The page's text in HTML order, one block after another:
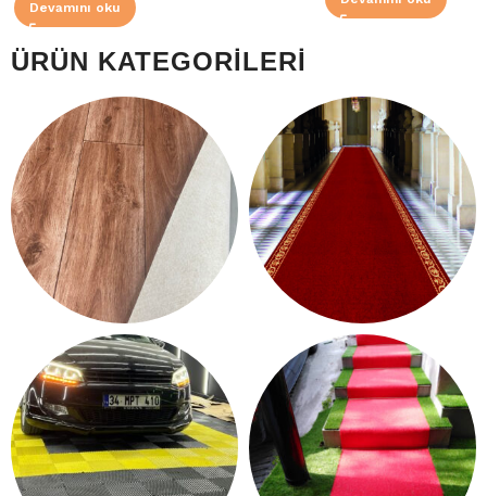
Devamını oku
ÜRÜN KATEGORILERI
PVC YER
DÖŞEME
13 products
PROTOKOL
PASPAS
1 product